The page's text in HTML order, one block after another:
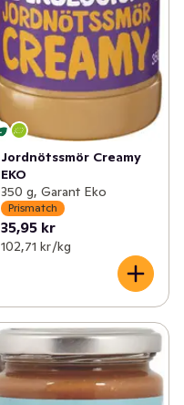
Jordnötssmör Creamy
EKO
350 g, Garant Eko
Prismatch
35,95 kr
102,71 kr /kg